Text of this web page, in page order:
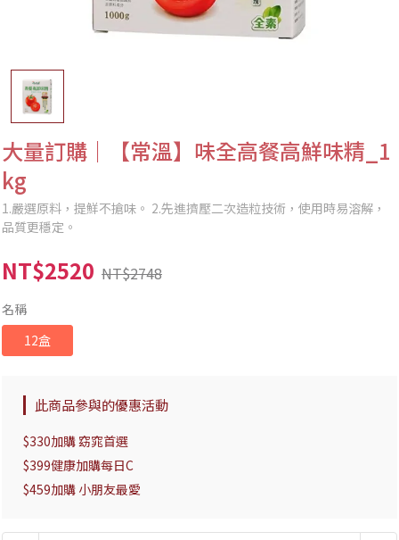
大量訂購｜【常溫】味全高餐高鮮味精_1
kg
1.嚴選原料，提鮮不搶味。 2.先進擠壓二次造粒技術，使用時易溶解，
品質更穩定。
NT$2520 NT$2748
名稱
12盒
此商品參與的優惠活動
$330加購 窈窕首選
$399健康加購每日C
$459加購 小朋友最愛